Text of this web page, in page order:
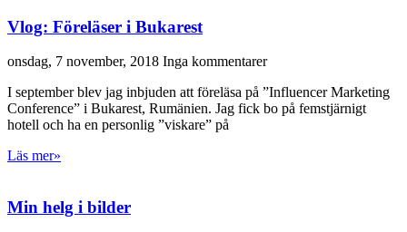
Vlog: Föreläser i Bukarest
onsdag, 7 november, 2018 Inga kommentarer
I september blev jag inbjuden att föreläsa på ”Influencer Marketing
Conference” i Bukarest, Rumänien. Jag fick bo på femstjärnigt
hotell och ha en personlig ”viskare” på
Läs mer»
Min helg i bilder